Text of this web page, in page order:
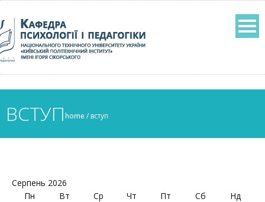
ВСТУПhome/ вступ
Серпень 2026
Пн
Вт Ср Чт Пт Сб Нд